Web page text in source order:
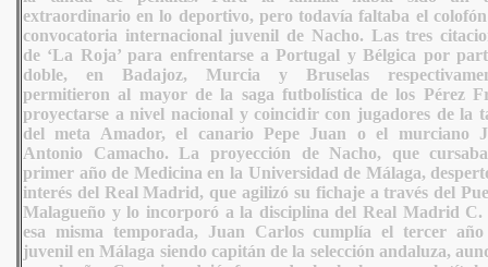
extraordinario en lo deportivo, pero todavía faltaba el
convocatoria internacional juvenil de Nacho. Las tres
de ‘La Roja’ para enfrentarse a Portugal y Bélgica por
doble, en Badajoz, Murcia y Bruselas
permitieron al mayor de la saga futbolística de los Pérez
proyectarse a nivel nacional y coincidir con jugadores de la
del meta Amador, el canario Pepe Juan o el murciano
Antonio Camacho. La proyección de Nacho, que
primer año de Medicina en la Universidad de Málaga,
interés del Real Madrid, que agilizó su fichaje a través del
Malagueño y lo incorporó a la disciplina del Real Madrid C.
esa misma temporada, Juan Carlos cumplía el tercer
juvenil en Málaga siendo capitán de la selección andaluza,